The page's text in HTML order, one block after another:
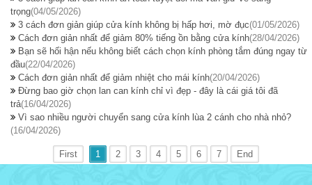
trọng(04/05/2026)
3 cách đơn giản giúp cửa kính không bị hấp hơi, mờ đục(01/05/2026)
Cách đơn giản nhất để giảm 80% tiếng ồn bằng cửa kính(28/04/2026)
Bạn sẽ hối hận nếu không biết cách chọn kính phòng tắm đúng ngay từ
đầu(22/04/2026)
Cách đơn giản nhất để giảm nhiệt cho mái kính(20/04/2026)
Đừng bao giờ chọn lan can kính chỉ vì đẹp - đây là cái giá tôi đã
trả(16/04/2026)
Vì sao nhiều người chuyển sang cửa kính lùa 2 cánh cho nhà nhỏ?
(16/04/2026)
First 1 2 3 4 5 6 7 End